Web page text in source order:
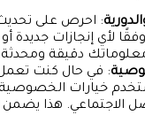
: احرص على
لأي إنجازات جديدة
دقيقة ومحدثة.
: في حال كنت
خيارات الخصوصية
الاجتماعي. هذا